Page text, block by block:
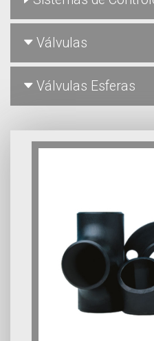
Válvulas
Válvulas Esferas